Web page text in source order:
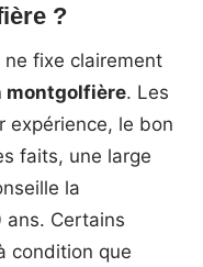
?
fixe clairement
montgolfière. Les
expérience, le bon
faits, une large
la
ans. Certains
condition que